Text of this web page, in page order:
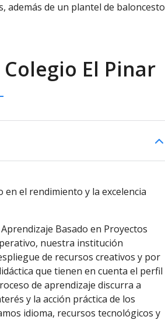
además de un plantel de baloncesto
El Pinar
el rendimiento y la excelencia
Basado en Proyectos
nuestra institución
de recursos creativos y por
que tienen en cuenta el perfil
de aprendizaje discurra a
y la acción práctica de los
idioma, recursos tecnológicos y